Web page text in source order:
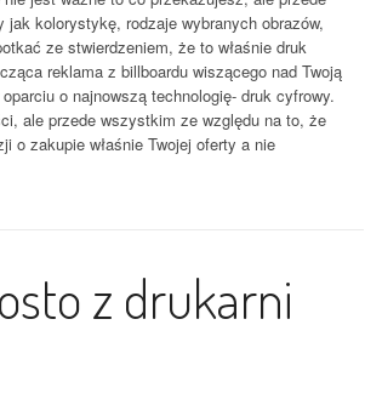
kolorystykę, rodzaje wybranych obrazów,
ze stwierdzeniem, że to właśnie druk
reklama z billboardu wiszącego nad Twoją
o najnowszą technologię- druk cyfrowy.
ale przede wszystkim ze względu na to, że
o zakupie właśnie Twojej oferty a nie
z drukarni